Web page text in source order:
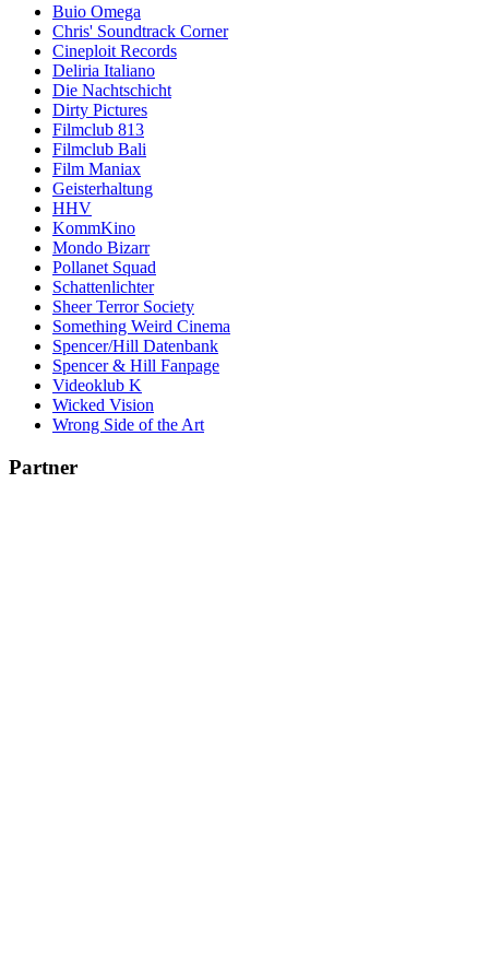
Buio Omega
Chris' Soundtrack Corner
Cineploit Records
Deliria Italiano
Die Nachtschicht
Dirty Pictures
Filmclub 813
Filmclub Bali
Film Maniax
Geisterhaltung
HHV
KommKino
Mondo Bizarr
Pollanet Squad
Schattenlichter
Sheer Terror Society
Something Weird Cinema
Spencer/Hill Datenbank
Spencer & Hill Fanpage
Videoklub K
Wicked Vision
Wrong Side of the Art
Partner